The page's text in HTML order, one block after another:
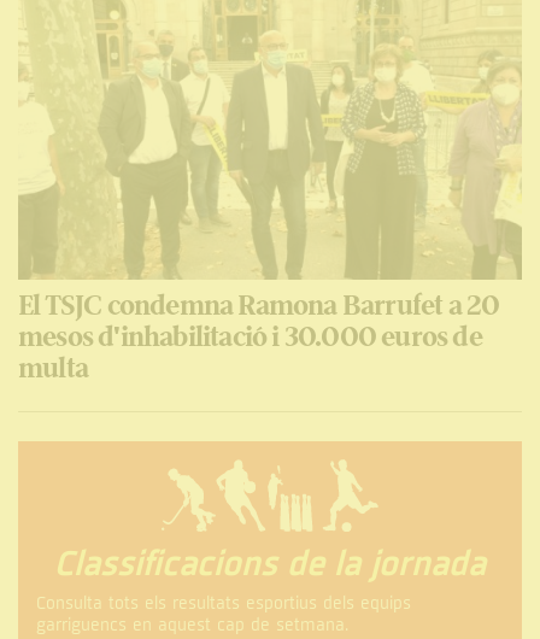
El TSJC condemna Ramona Barrufet a 20
mesos d'inhabilitació i 30.000 euros de
multa
Classificacions de la jornada
Consulta tots els resultats esportius dels equips
garriguencs en aquest cap de setmana.